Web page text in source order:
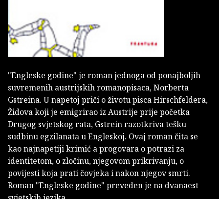
"Engleske godine" je roman jednoga od ponajboljih
suvremenih austrijskih romanopisaca, Norberta
Gstreina. U napetoj priči o životu pisca Hirschfeldera,
Židova koji je emigrirao iz Austrije prije početka
Drugog svjetskog rata, Gstrein razotkriva tešku
sudbinu egzilanata u Engleskoj. Ovaj roman čita se
kao najnapetiji krimić a progovara o potrazi za
identitetom, o zločinu, njegovom prikrivanju, o
povijesti koja prati čovjeka i nakon njegov smrti.
Roman "Engleske godine" preveden je na dvanaest